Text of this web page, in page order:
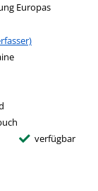
Europas
verfügbar